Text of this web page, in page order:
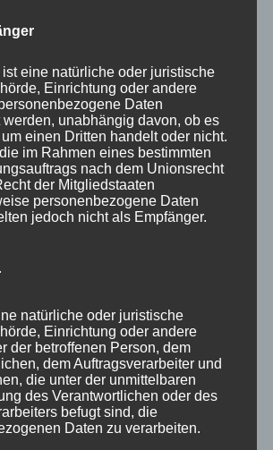
Minuten ging er friedlich seines
sich nochmals zu mir um und
zum Abschied meine Hand,
tue, um mich bei den Tieren für
mir zu bedanken. Dann gingen
Richtungen davon.
haben nichts
ist eine natürliche oder juristische
Einrichtung oder andere
Daten
unabhängig davon, ob es
einen Dritten handelt oder nicht.
im Rahmen eines bestimmten
nach dem Unionsrecht
der Mitgliedstaaten
personenbezogene Daten
jedoch nicht als Empfänger.
natürliche oder juristische
Einrichtung oder andere
der betroffenen Person, dem
dem Auftragsverarbeiter und
die unter der unmittelbaren
des Verantwortlichen oder des
befugt sind, die
Daten zu verarbeiten.